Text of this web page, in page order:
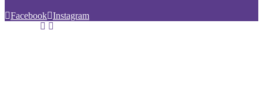
Facebook Instagram